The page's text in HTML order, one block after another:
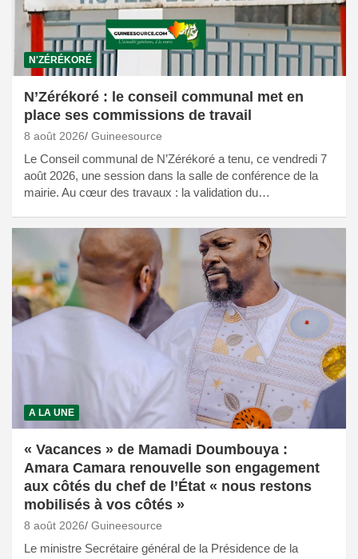
N'ZÉRÉKORÉ
N’Zérékoré : le conseil communal met en
place ses commissions de travail
8 août 2026 Guineesource
Le Conseil communal de N’Zérékoré a tenu, ce vendredi 7
août 2026, une session dans la salle de conférence de la
mairie. Au cœur des travaux : la validation du…
A LA UNE
« Vacances » de Mamadi Doumbouya :
Amara Camara renouvelle son engagement
aux côtés du chef de l’État « nous restons
mobilisés à vos côtés »
8 août 2026 Guineesource
Le ministre Secrétaire général de la Présidence de la